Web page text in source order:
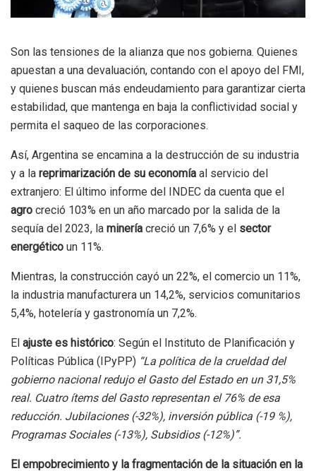
Son las tensiones de la alianza que nos gobierna. Quienes
apuestan a una devaluación, contando con el apoyo del FMI,
y quienes buscan más endeudamiento para garantizar cierta
estabilidad, que mantenga en baja la conflictividad social y
permita el saqueo de las corporaciones.
Así, Argentina se encamina a la destrucción de su industria
y a la reprimarización de su economía al servicio del
extranjero: El último informe del INDEC da cuenta que el
agro creció 103% en un año marcado por la salida de la
sequía del 2023, la minería creció un 7,6% y el sector
energético un 11%.
Mientras, la construcción cayó un 22%, el comercio un 11%,
la industria manufacturera un 14,2%, servicios comunitarios
5,4%, hotelería y gastronomía un 7,2%.
El ajuste es histórico: Según el Instituto de Planificación y
Políticas Pública (IPyPP) “La política de la crueldad del
gobierno nacional redujo el Gasto del Estado en un 31,5%
real. Cuatro ítems del Gasto representan el 76% de esa
reducción. Jubilaciones (-32%), inversión pública (-19 %),
Programas Sociales (-13%), Subsidios (-12%)”.
El empobrecimiento y la fragmentación de la situación en la